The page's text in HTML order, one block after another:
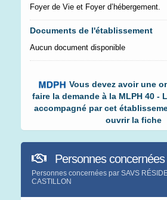
Foyer de Vie et Foyer d’hébergement.
Documents de l'établissement
Aucun document disponible
Vous devez avoir une
faire la demande à la MLPH 40 -
accompagné par cet
ouvrir la fiche
Personnes concernées
Personnes concernées par SAVS
CASTILLON